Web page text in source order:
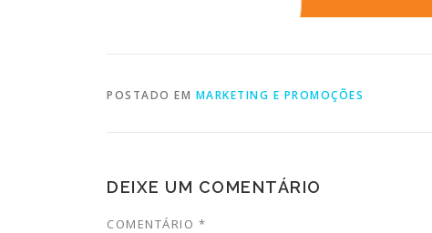
POSTADO EM MARKETING E PROMOÇÕES
DEIXE UM COMENTÁRIO
COMENTÁRIO *